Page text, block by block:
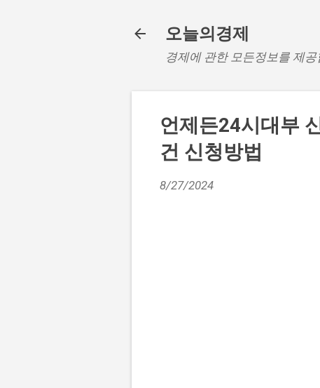
오늘의경제
경제에 관한 모든정보를 제
언제든24시대부
건 신청방법
8/27/2024